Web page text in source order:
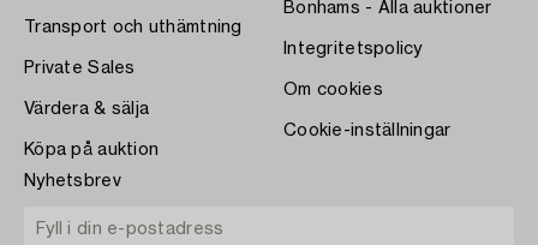
Transport och uthämtning
Private Sales
Värdera & sälja
Köpa på auktion
Bonhams - Alla auktioner
Integritetspolicy
Om cookies
Cookie-inställningar
Nyhetsbrev